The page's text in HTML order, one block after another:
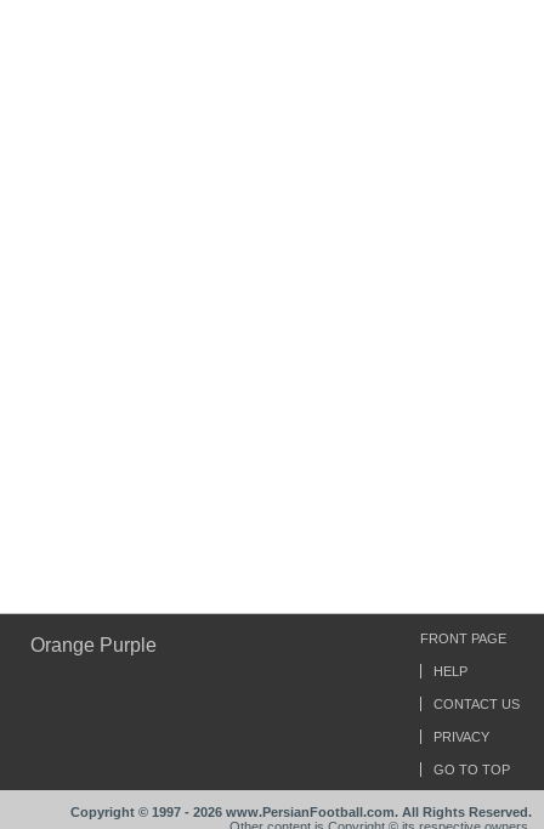
Orange Purple FRONT PAGE
HELP
CONTACT US
PRIVACY
GO TO TOP
Copyright © 1997 - 2026 www.PersianFootball.com. All Rights Reserved.